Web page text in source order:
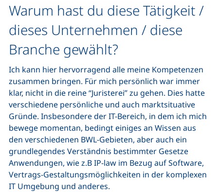
Warum hast du diese Tätigkeit /
dieses Unternehmen / diese
Branche gewählt?
Ich kann hier hervorragend alle meine Kompetenzen
zusammen bringen. Für mich persönlich war immer
klar, nicht in die reine “Juristerei” zu gehen. Dies hatte
verschiedene persönliche und auch marktsituative
Gründe. Insbesondere der IT-Bereich, in dem ich mich
bewege momentan, bedingt einiges an Wissen aus
den verschiedenen BWL-Gebieten, aber auch ein
grundlegendes Verständnis bestimmter Gesetze
Anwendungen, wie z.B IP-law im Bezug auf Software,
Vertrags-Gestaltungsmöglichkeiten in der komplexen
IT Umgebung und anderes.